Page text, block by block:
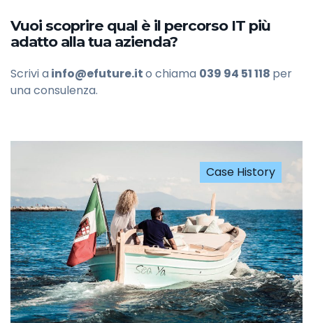
Vuoi scoprire qual è il percorso IT più
adatto alla tua azienda?
Scrivi a info@efuture.ito chiama 039 94 51 118 per
una consulenza.
Case History